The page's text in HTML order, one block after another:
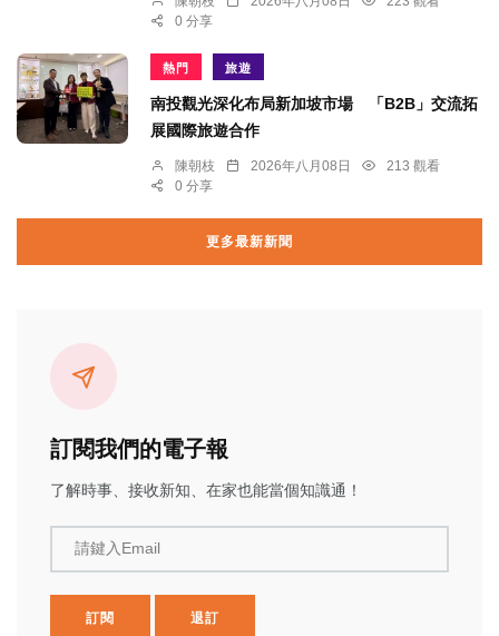
0 分享
熱門 旅遊
南投觀光深化布局新加坡市場 「B2B」交流拓
展國際旅遊合作
陳朝枝 2026年八月08日
213 觀看
0 分享
更多最新新聞
訂閱我們的電子報
了解時事、接收新知、在家也能當個知識通！
請鍵入Email
訂閱 退訂